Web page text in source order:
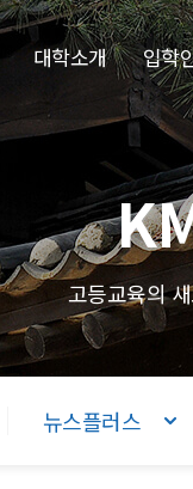
대학소개 입학
고등교육의
뉴스플러스